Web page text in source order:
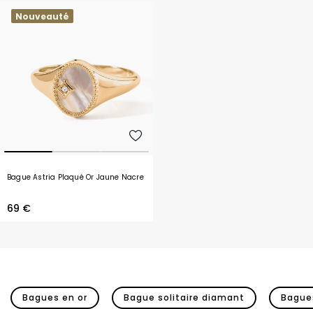
Nouveauté
Bague Astria Plaqué Or Jaune Nacre
69 €
Bagues en or Bague solitaire diamant